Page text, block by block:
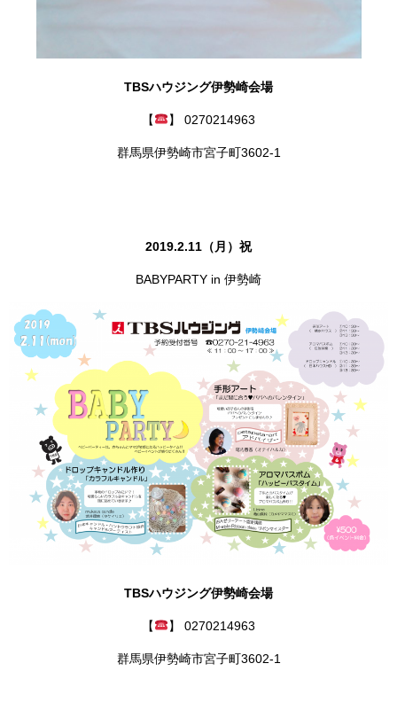
TBSハウジング伊勢崎会場
【 】 0270214963
群馬県伊勢崎市宮子町3602-1
2019.2.11（月）祝
BABYPARTY in 伊勢崎
TBSハウジング伊勢崎会場
【 】 0270214963
群馬県伊勢崎市宮子町3602-1